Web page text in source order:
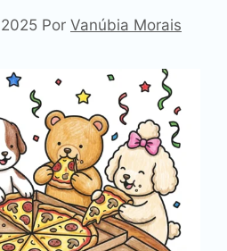
Por Vanúbia Morais